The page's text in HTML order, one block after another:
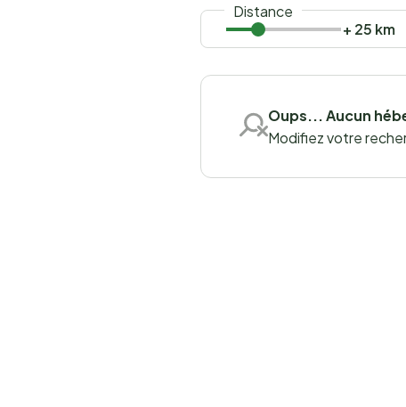
Distance
+ 25 km
Oups... Aucun
Modifiez votre